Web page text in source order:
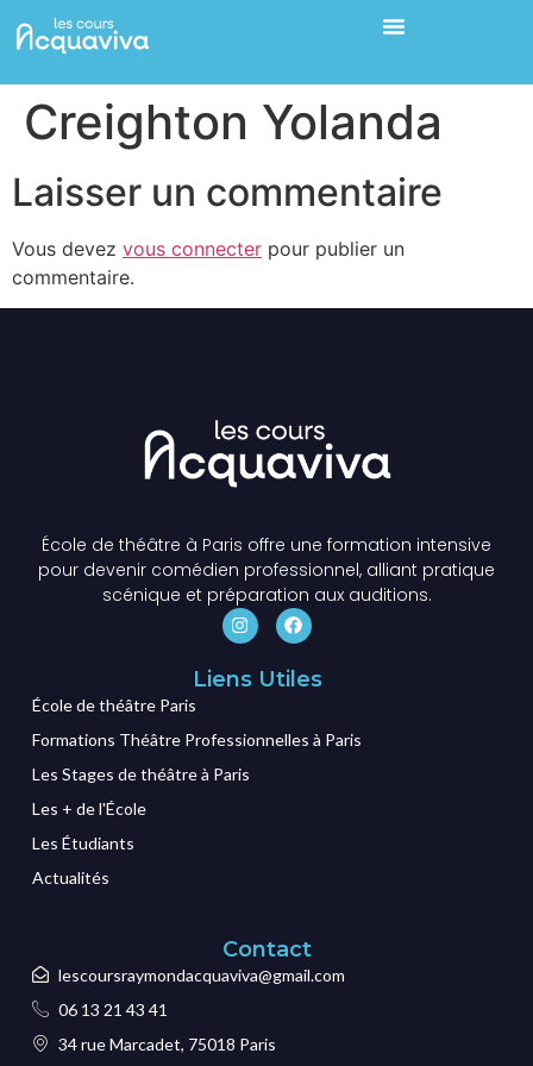
Creighton Yolanda
Laisser un commentaire
Vous devez vous connecter pour publier un
commentaire.
École de théâtre à Paris offre une formation intensive
pour devenir comédien professionnel, alliant pratique
scénique et préparation aux auditions.
Liens Utiles
École de théâtre Paris
Formations Théâtre Professionnelles à Paris
Les Stages de théâtre à Paris
Les + de l'École
Les Étudiants
Actualités
Contact
lescoursraymondacquaviva@gmail.com
06 13 21 43 41
34 rue Marcadet, 75018 Paris